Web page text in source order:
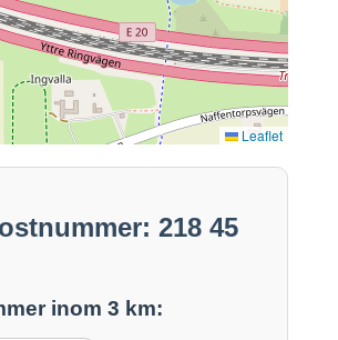
Leaflet
218 45
inom 3 km: